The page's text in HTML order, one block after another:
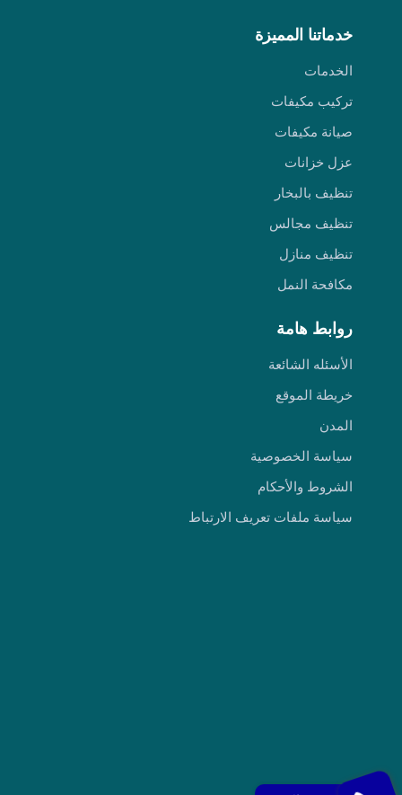
خدماتنا المميزة
الخدمات
تركيب مكيفات
صيانة مكيفات
عزل خزانات
تنظيف بالبخار
تنظيف مجالس
تنظيف منازل
مكافحة النمل
روابط هامة
الأسئله الشائعة
خريطة الموقع
المدن
سياسة الخصوصية
الشروط والأحكام
سياسة ملفات تعريف الارتباط